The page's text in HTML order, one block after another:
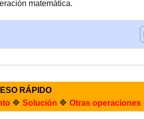
matemática.
RÁPIDO
🔷Solución 🔷Otras operaciones